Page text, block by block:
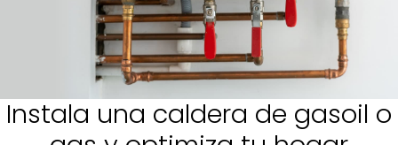
Instala una caldera de gasoil o